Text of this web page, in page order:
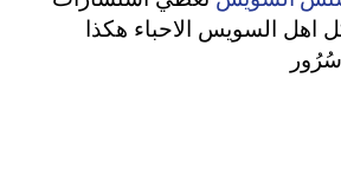
اهل السويس الاحباء هكذا